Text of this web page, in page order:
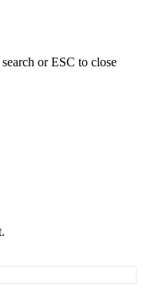
or ESC to close